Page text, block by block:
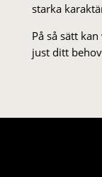
starka
På så sätt
just ditt